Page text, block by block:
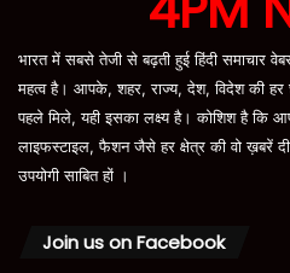
भारत में सबसे तेजी से बढ़ती हुई हिंदी समाचार
महत्व है। आपके, शहर, राज्य, देश, विदेश की
पहले मिले, यही इसका लक्ष्य है। कोशिश है कि
लाइफस्टाइल, फैशन जैसे हर क्षेत्र की वो ख़बरें
उपयोगी साबित हों ।
Join us on Facebook